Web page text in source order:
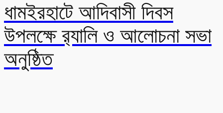
ধামইরহাটে আদিবাসী দিবস
উপলক্ষে র‍্যালি ও আলোচনা সভা
অনুষ্ঠিত